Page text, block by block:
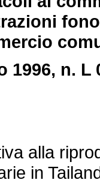
1996, n. L
alla
in